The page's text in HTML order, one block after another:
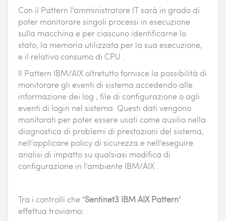
Con il Pattern l'amministratore IT sarà in grado di
poter monitorare singoli processi in esecuzione
sulla macchina e per ciascuno identificarne lo
stato, la memoria utilizzata per la sua esecuzione,
e il relativo consumo di CPU .
Il Pattern IBM/AIX oltretutto fornisce la possibilità di
monitorare gli eventi di sistema accedendo alle
informazione dei log , file di configurazione o agli
eventi di login nel sistema. Questi dati vengono
monitorati per poter essere usati come ausilio nella
diagnostica di problemi di prestazioni del sistema,
nell'applicare policy di sicurezza e nell'eseguire
analisi di impatto su qualsiasi modifica di
configurazione in l'ambiente IBM/AIX .
Tra i controlli che "Sentinet3 IBM AIX Pattern"
effettua troviamo: